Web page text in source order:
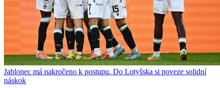
Jablonec má nakročeno k postupu. Do Lotyšska si poveze solidní
náskok